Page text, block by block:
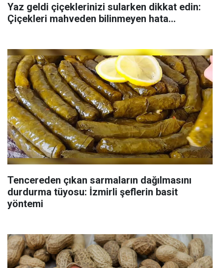
Yaz geldi çiçeklerinizi sularken dikkat edin:
Çiçekleri mahveden bilinmeyen hata...
Tencereden çıkan sarmaların dağılmasını
durdurma tüyosu: İzmirli şeflerin basit
yöntemi